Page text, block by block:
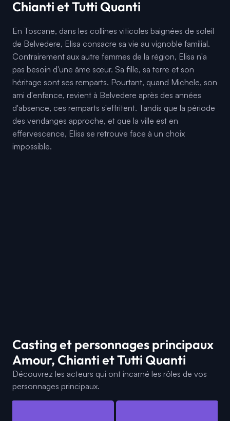
Chianti et Tutti Quanti
En Toscane, dans les collines viticoles baignées de soleil
de Belvedere, Elisa consacre sa vie au vignoble familial.
Contrairement aux autre femmes de la région, Elisa n'a
pas besoin d'une âme sœur. Sa fille, sa terre et son
héritage sont ses remparts. Pourtant, quand Michele, son
ami d'enfance, revient à Belvedere après des années
d'absence, ces remparts s'effritent. Tandis que la période
des vendanges approche, et que la ville est en
effervescence, Elisa se retrouve face à un choix
impossible.
Casting et personnages principaux
Amour, Chianti et Tutti Quanti
Découvrez les acteurs qui ont incarné les rôles de vos
personnages principaux.